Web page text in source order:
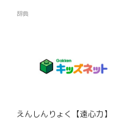
辞典
えんしんりょく【遠心力】